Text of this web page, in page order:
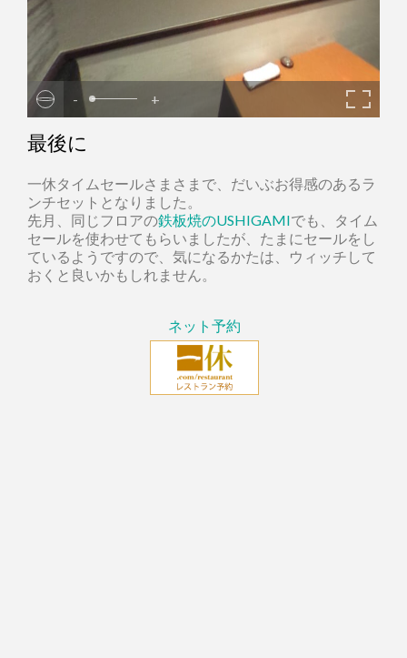
- +
最後に
一休タイムセールさまさまで、だいぶお得感のあるラ
ンチセットとなりました。
先月、同じフロアの鉄板焼のUSHIGAMIでも、タイム
セールを使わせてもらいましたが、たまにセールをし
ているようですので、気になるかたは、ウィッチして
おくと良いかもしれません。
ネット予約